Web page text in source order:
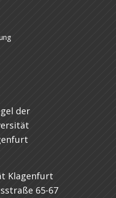
Klagenfurt
65-67